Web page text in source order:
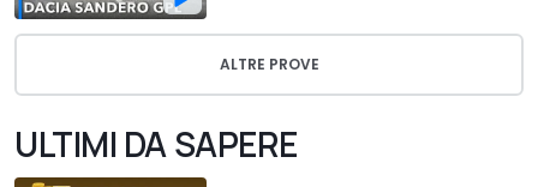
ALTRE PROVE
ULTIMI DA SAPERE